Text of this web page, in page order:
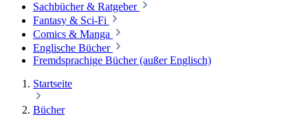
Sachbücher & Ratgeber
Fantasy & Sci-Fi
Comics & Manga
Englische Bücher
Fremdsprachige Bücher (außer Englisch)
Startseite
Bücher